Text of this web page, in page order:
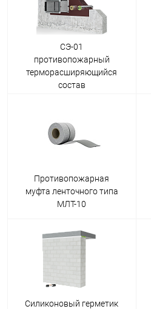
СЭ-01
противопожарный
терморасширяющийся
состав
Противопожарная
муфта ленточного типа
МЛТ-10
Силиконовый герметик